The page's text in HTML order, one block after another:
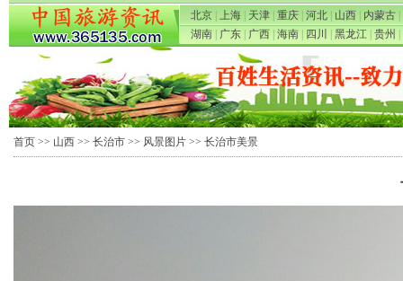
北京 上海 天津 重庆 河北 山西 内蒙古
湖南
广东 广西 海南 四川 黑龙江 贵州
首页 >> 山西 >> 长治市 >> 风景图片 >> 长治市美景